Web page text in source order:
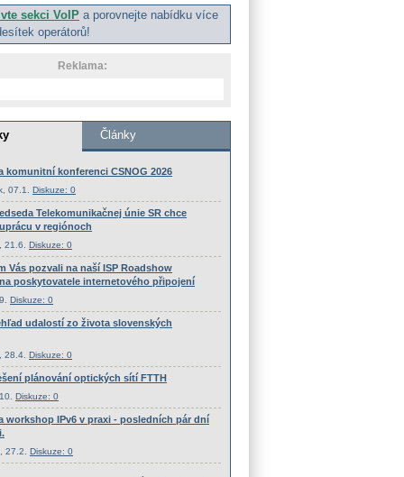
sekci VoIP a porovnejte nabídku více
operátorů!
Reklama: